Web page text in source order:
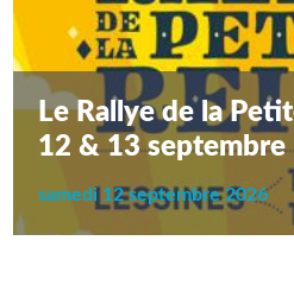
Le Rallye de la
12 & 13 septembre
samedi 12 septembre 2026